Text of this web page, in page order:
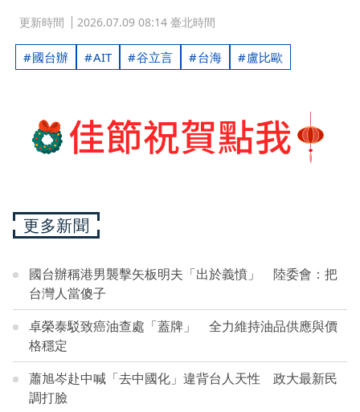
更新時間 2026.07.09 08:14 臺北時間
國台辦 AIT 谷立言 台海 盧比歐
更多新聞
國台辦稱港男襲擊矢板明夫「出於義憤」 陸委會：把
台灣人當傻子
卓榮泰駁致癌油查處「蓋牌」 全力維持油品供應與價
格穩定
蕭旭岑赴中喊「去中國化」違背台人天性 政大最新民
調打臉